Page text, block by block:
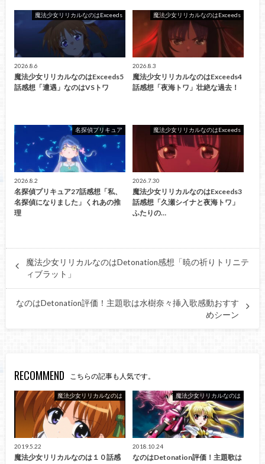
魔法少女リリカルなのはExceeds
2026.8.6
魔法少女リリカルなのはExceeds5
話感想「遭遇」なのはVSトワ
魔法少女リリカルなのはExceeds
2026.8.3
魔法少女リリカルなのはExceeds4
話感想「夜海トワ」壮絶な過去！
名探偵プリキュア
2026.8.2
名探偵プリキュア27話感想「私、
名探偵になりました」くれあの推
理
魔法少女リリカルなのはExceeds
2026.7.30
魔法少女リリカルなのはExceeds3
話感想「久瀬シイナと夜海トワ」
ふたりの…
魔法少女リリカルなのはDetonation感想「暁の祈りトリニテ
ィブラット」
なのはDetonation評価！主題歌は水樹奈々挿入歌感動おすす
めシーン
RECOMMEND こちらの記事も人気です。
魔法少女リリカルなのは
2019.5.22
魔法少女リリカルなのは１０話感
魔法少女リリカルなのは
2018.10.24
なのはDetonation評価！主題歌は